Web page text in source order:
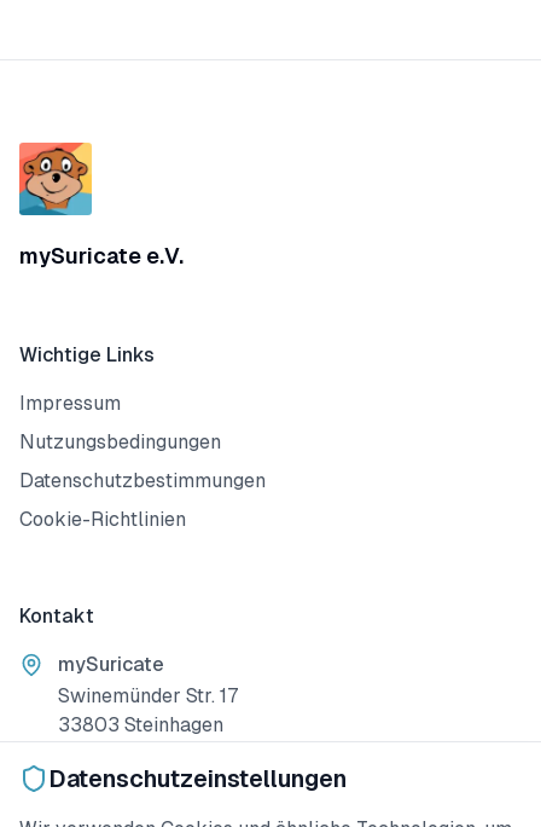
mySuricate e.V.
Wichtige Links
Impressum
Nutzungsbedingungen
Datenschutzbestimmungen
Cookie-Richtlinien
Kontakt
mySuricate
Swinemünder Str. 17
33803 Steinhagen
Datenschutzeinstellungen